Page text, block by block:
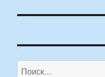
Искать: